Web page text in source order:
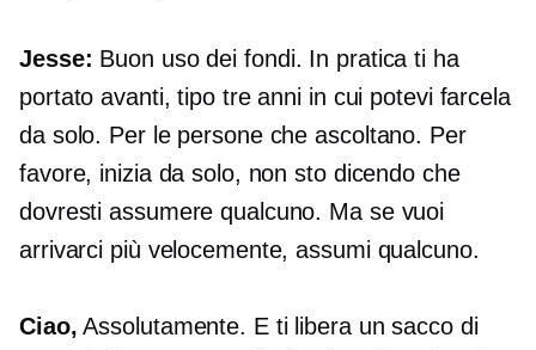
Jesse: Buon uso dei fondi. In pratica ti ha
portato avanti, tipo tre anni in cui potevi farcela
da solo. Per le persone che ascoltano. Per
favore, inizia da solo, non sto dicendo che
dovresti assumere qualcuno. Ma se vuoi
arrivarci più velocemente, assumi qualcuno.
Ciao, Assolutamente. E ti libera un sacco di